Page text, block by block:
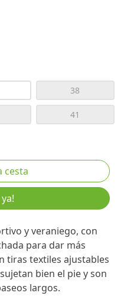
38
41
y veraniego, con
para dar más
tiras textiles ajustables
bien el pie y son
largos.